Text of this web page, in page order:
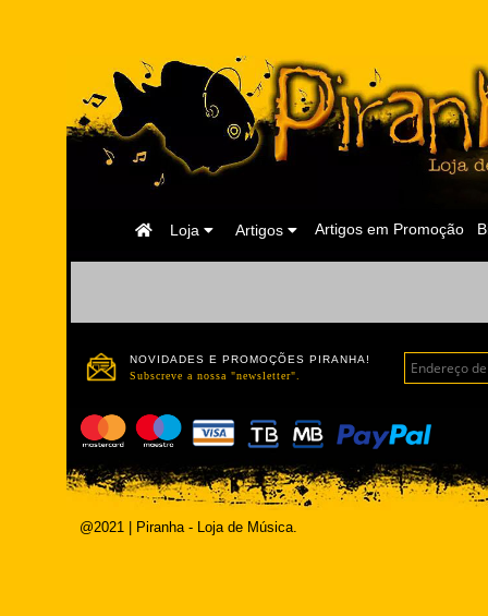
Artigos em Promoção
Artigos
Loja
Página
NOVIDADES E PROMOÇÕES PIRANHA!
Subscreve a nossa "newsletter".
@2021 | Piranha - Loja de Música.